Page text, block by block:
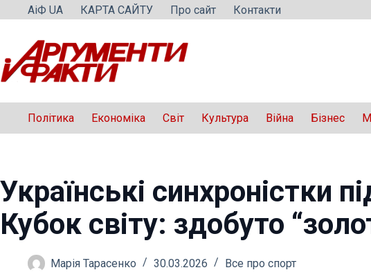
Перейти
вмісту
АіФ UA КАРТА САЙТУ Про сайт Контакти
Політика Економіка Світ Культура Війна Бізнес
Українські синхроністки
Кубок світу: здобуто
Марія Тарасенко 30.03.2026 Все про спорт